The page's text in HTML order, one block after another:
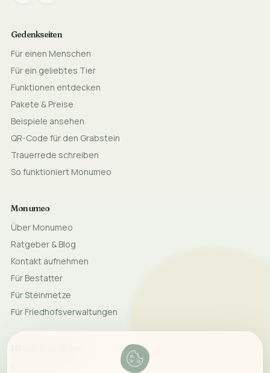
Gedenkseiten
Für einen Menschen
Für ein geliebtes Tier
Funktionen entdecken
Pakete & Preise
Beispiele ansehen
QR-Code für den Grabstein
Trauerrede schreiben
So funktioniert Monumeo
Monumeo
Über Monumeo
Ratgeber & Blog
Kontakt aufnehmen
Für Bestatter
Für Steinmetze
Für Friedhofsverwaltungen